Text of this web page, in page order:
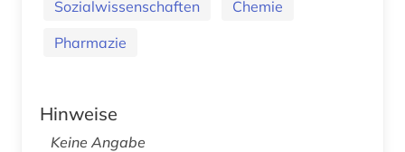
Sozialwissenschaften
Chemie
Pharmazie
Hinweise
Keine Angabe